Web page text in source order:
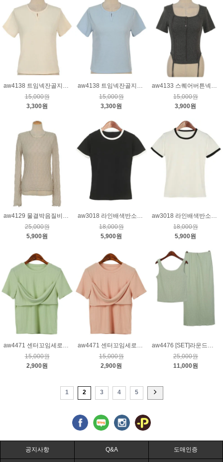
aw4138 트임넥잔골지티_아이보리
15,000원
3,300원
aw4138 트임넥잔골지티_블루
15,000원
3,300원
aw4133 스퀘어버튼넥밑단줄잔골지환편티_챠콜
15,000원
3,900원
aw4129 물결박음질비침스판티_베이지
25,000원
5,900원
aw3018 라인배색반소매티_블랙
18,000원
5,900원
aw3018 라인배색반소매티_크림
18,000원
5,900원
aw4471 센터꼬임세로라인반팔티_민트
15,000원
2,900원
aw4471 센터꼬임세로라인반팔티_살구
15,000원
2,900원
aw4476 [SET]라운드나시티&밴딩치마_연카키
25,000원
11,000원
1 2 3 4 5
공지사항 Q&A 도매인증